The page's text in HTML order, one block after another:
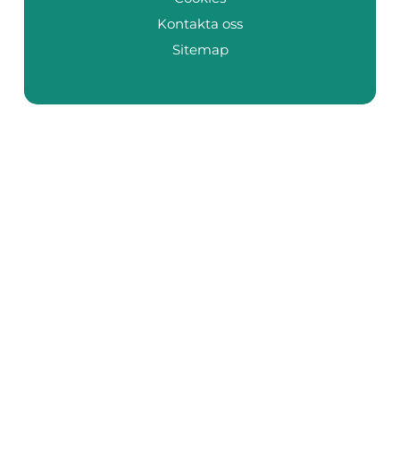
Kontakta oss
Sitemap